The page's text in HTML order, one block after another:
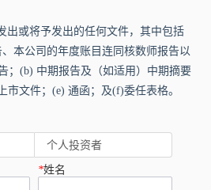
出或将予发出的任何文件，其中包括
本公司的年度账目连同核数师报告以
；(b) 中期报告及（如适用）中期摘要
市文件；(e) 通函；及(f)委任表格。
个人投资者
*姓名